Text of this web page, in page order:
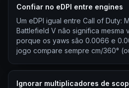
Confiar no eDPI entre engines
Um eDPI igual entre Call of Duty:
Battlefield V não significa mesma
porque os yaws são 0.0066 e
jogo compare sempre cm/360°
Ignorar multiplicadores de